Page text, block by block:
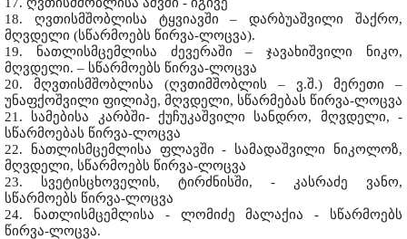
18. ღვთისმშობლისა ტყვიავში – დარბუაშვილი შაქრო,
მღვდელი (სწარმოებს წირვა-ლოცვა).
19. ნათლისმცემლისა ძევერაში – ჯავახიშვილი ნიკო,
მღვდელი. – სწარმოებს წირვა-ლოცვა
20. მღვთისმშობლისა (ღვთიმშობლის – ვ.შ.) მერეთი –
უნაფქოშვილი ფილიპე, მღვდელი, სწარმებას წირვა-ლოცვა
21. სამებისა კარბში- ქუჩუკაშვილი სანდრო, მღვდელი, -
სწარმოებას წირვა-ლოცვა
22. ნათლისმცემლისა ფლავში - სამადაშვილი ნიკოლოზ,
მღვდელი, სწარმოებს წირვა-ლოცვა
23. სვეტისცხოველის, ტირძნისში, - კასრაძე ვანო,
სწარმოებს წირვა-ლოცვა
24. ნათლისმცემლისა - ლომიძე მალაქია - სწარმოებს
წირვა-ლოცვა.